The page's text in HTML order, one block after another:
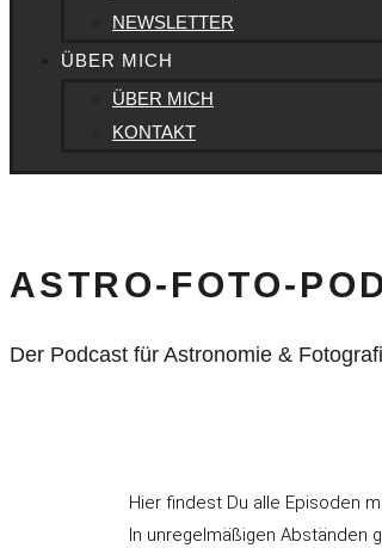
NEWSLETTER
ÜBER MICH
ÜBER MICH
KONTAKT
ASTRO-FOTO-
Der Podcast für Astronomie &
Hier findest Du alle Episoden
In unregelmäßigen Abständen